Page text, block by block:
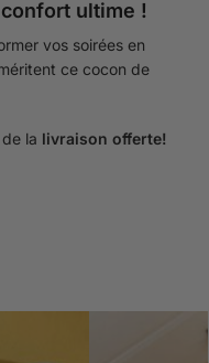
ultime !
vos soirées en
ce cocon de
la livraison offerte!